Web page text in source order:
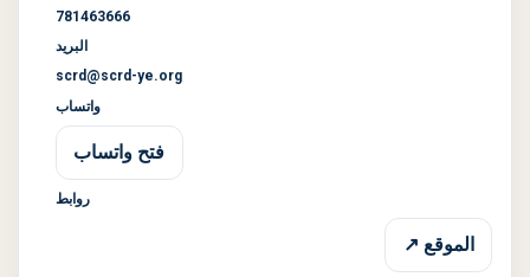
781463666
البريد
scrd@scrd-ye.org
واتساب
فتح واتساب
روابط
الموقع ↗